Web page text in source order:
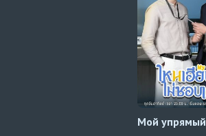
Мой упрямый